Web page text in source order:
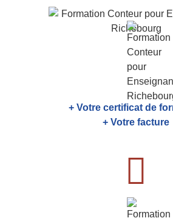
+ Votre certificat de
+ Votre facture